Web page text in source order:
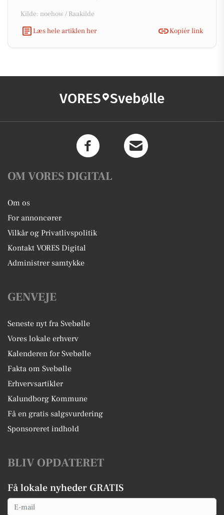
Kilde: noehow / Raakilde
Læs hele artiklen her
Kopiér link
VORES Svebølle
OM VORES DIGITAL
Om os
For annoncører
Vilkår og Privatlivspolitik
Kontakt VORES Digital
Administrer samtykke
GENVEJE
Seneste nyt fra Svebølle
Vores lokale erhverv
Kalenderen for Svebølle
Fakta om Svebølle
Erhvervsartikler
Kalundborg Kommune
Få en gratis salgsvurdering
Sponsoreret indhold
BLIV OPDATERET
Få lokale nyheder GRATIS
Email